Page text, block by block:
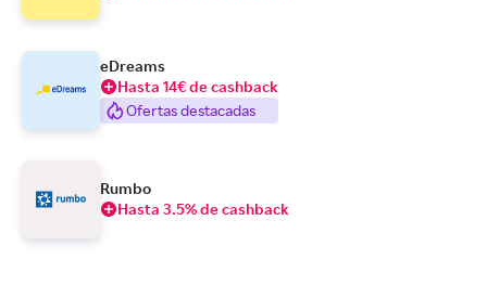
eDreams
Hasta 14€ de cashback
Ofertas destacadas
Rumbo
Hasta 3.5% de cashback